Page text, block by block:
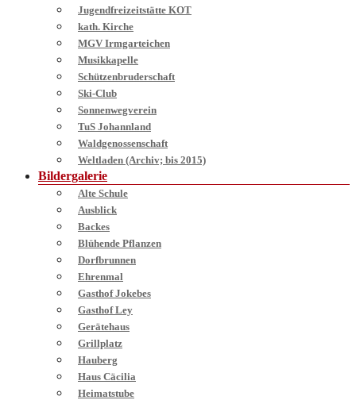
Jugendfreizeitstätte KOT
kath. Kirche
MGV Irmgarteichen
Musikkapelle
Schützenbruderschaft
Ski-Club
Sonnenwegverein
TuS Johannland
Waldgenossenschaft
Weltladen (Archiv; bis 2015)
Bildergalerie
Alte Schule
Ausblick
Backes
Blühende Pflanzen
Dorfbrunnen
Ehrenmal
Gasthof Jokebes
Gasthof Ley
Gerätehaus
Grillplatz
Hauberg
Haus Cäcilia
Heimatstube